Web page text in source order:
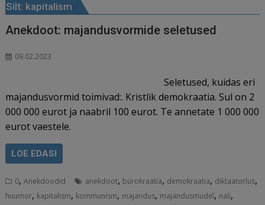
Silt: kapitalism
Anekdoot: majandusvormide seletused
09.02.2023
Seletused, kuidas eri
majandusvormid toimivad:. Kristlik demokraatia. Sul on 2
000 000 eurot ja naabril 100 eurot. Te annetate 1 000 000
eurot vaestele.
LOE EDASI
0,Anekdoodid anekdoot, bürokraatia, demokraatia, diktaatorlus,
huumor, kapitalism, kommunism, majandus, majandusmudel, nali,